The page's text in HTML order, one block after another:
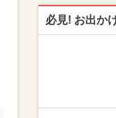
必見! お出か